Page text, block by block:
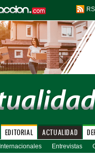
EDITORIAL ACTUALIDAD
Internacionales Entrevistas